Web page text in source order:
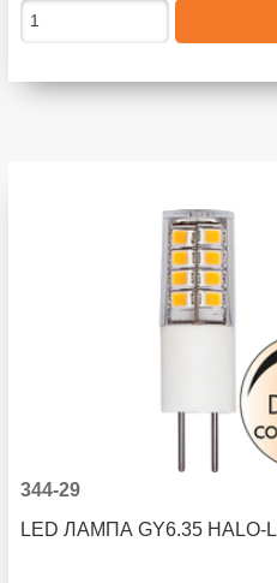
344-29
LED ЛАМПА GY6.35 HALO-